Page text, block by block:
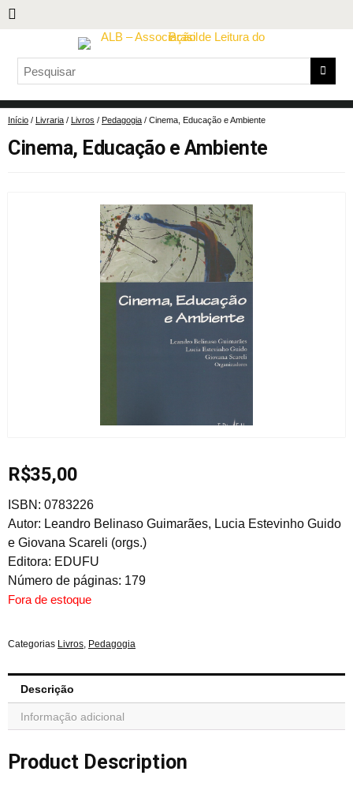
Início / Livraria / Livros / Pedagogia / Cinema, Educação e Ambiente
Cinema, Educação e Ambiente
R$35,00
ISBN: 0783226
Autor: Leandro Belinaso Guimarães, Lucia Estevinho Guido
e Giovana Scareli (orgs.)
Editora: EDUFU
Número de páginas: 179
Fora de estoque
Categorias Livros, Pedagogia
Descrição
Informação adicional
Product Description